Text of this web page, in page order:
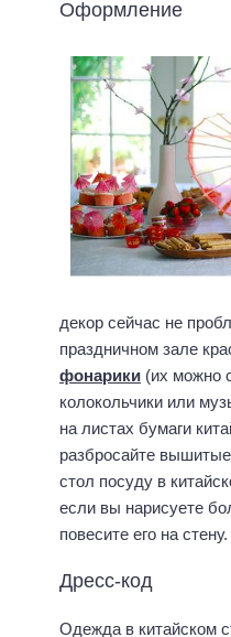
Оформление
декор сейчас не
праздничном зале
фонарики (их можно
колокольчики или
на листах бумаги
разбросайте
стол посуду в
если вы нарисуете
повесите его на стену.
Дресс-код
Одежда в китайском